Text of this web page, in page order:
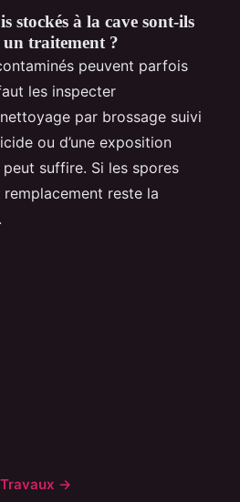
stockés à la cave sont-ils
un traitement ?
peuvent parfois
les inspecter
par brossage suivi
ou d’une exposition
peut suffire. Si les spores
reste la
→